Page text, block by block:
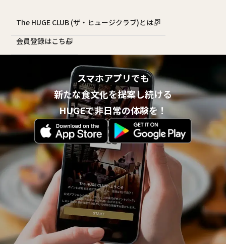
The HUGE CLUB (ザ・ヒュージクラブ)とは？
会員登録はこちら
スマホアプリでも
新たな食文化を提案し続ける
HUGEで非日常の体験を！